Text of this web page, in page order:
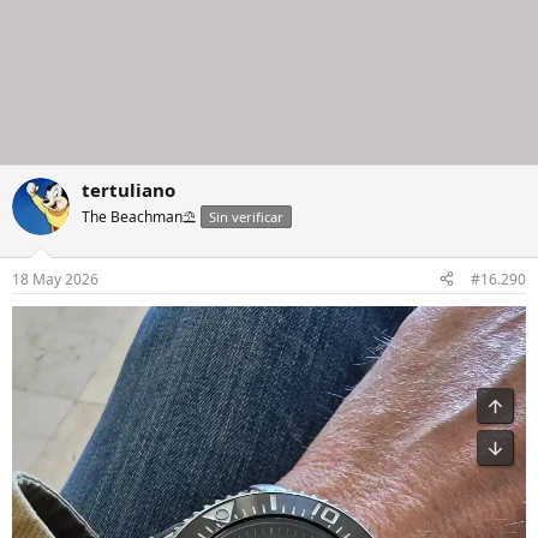
tertuliano
The Beachman⛱️ Sin verificar
18 May 2026 #16.290